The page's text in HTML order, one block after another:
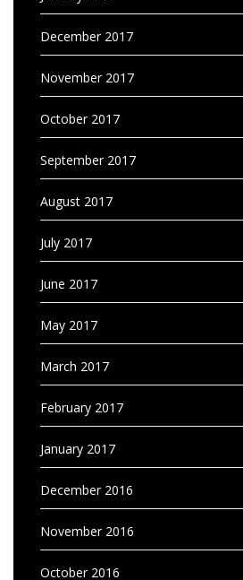
December 2017
November 2017
October 2017
September 2017
August 2017
July 2017
June 2017
May 2017
March 2017
February 2017
January 2017
December 2016
November 2016
October 2016